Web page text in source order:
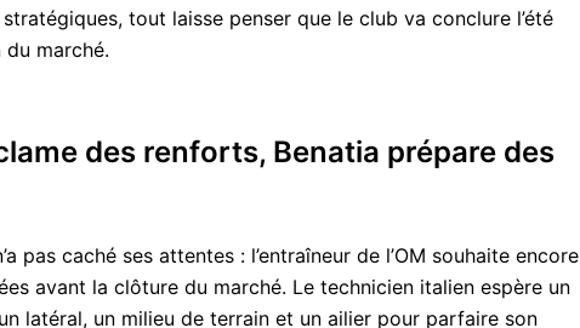
tout laisse penser que le club va conclure l’été
marché.
des renforts, Benatia prépare des
pas caché ses attentes : l’entraîneur de l’OM souhaite encore
avant la clôture du marché. Le technicien italien espère un
latéral, un milieu de terrain et un ailier pour parfaire son